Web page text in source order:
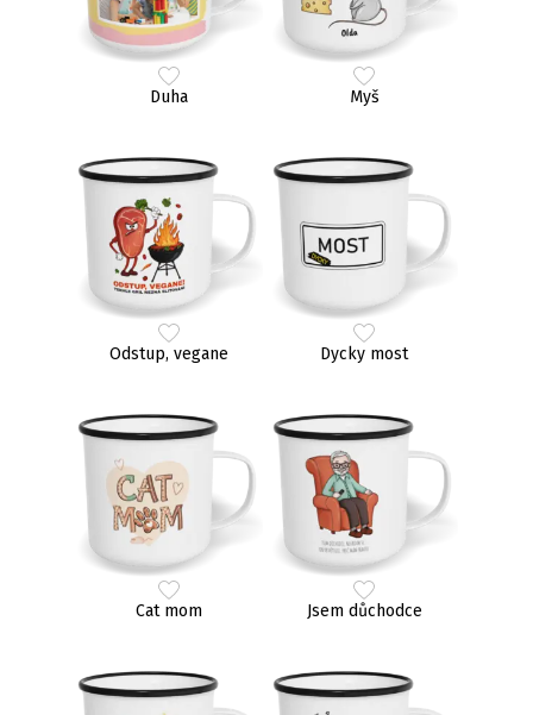
Duha Myš
Odstup, vegane Dycky most
Cat mom Jsem důchodce